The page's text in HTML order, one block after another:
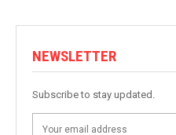
NEWSLETTER
Subscribe to stay updated.